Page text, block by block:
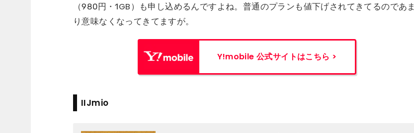
（980円・1GB）も申し込めるんですよね。普通のプランも値下げされてきてるのであま
り意味なくなってきてますが。
Y!mobile公式サイトはこちら >
IIJmio